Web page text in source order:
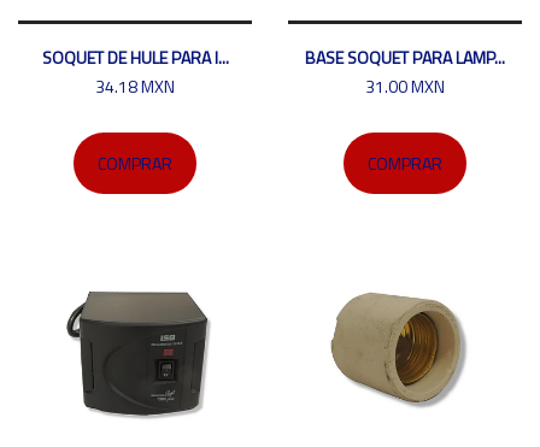
SOQUET DE HULE PARA I...
34.18 MXN
COMPRAR
BASE SOQUET PARA LAMP...
31.00 MXN
COMPRAR